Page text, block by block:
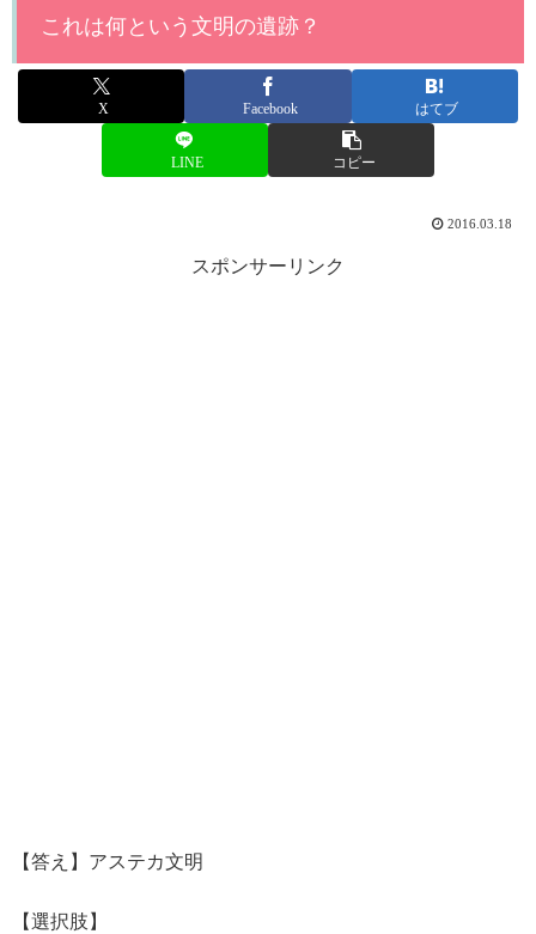
これは何という文明の遺跡？
X Facebook はてブ
LINE コピー
2016.03.18
スポンサーリンク
【答え】アステカ文明
【選択肢】